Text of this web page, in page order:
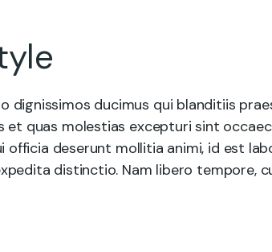
dignissimos ducimus qui blanditiis
quas molestias excepturi sint
officia deserunt mollitia animi, id est
distinctio. Nam libero tempore,